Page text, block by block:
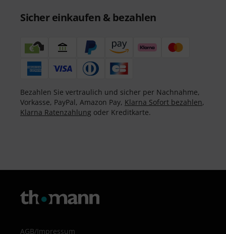
Sicher einkaufen & bezahlen
Bezahlen Sie vertraulich und sicher per Nachnahme,
Vorkasse, PayPal, Amazon Pay, Klarna Sofort bezahlen,
Klarna Ratenzahlung oder Kreditkarte.
AGB/Impressum